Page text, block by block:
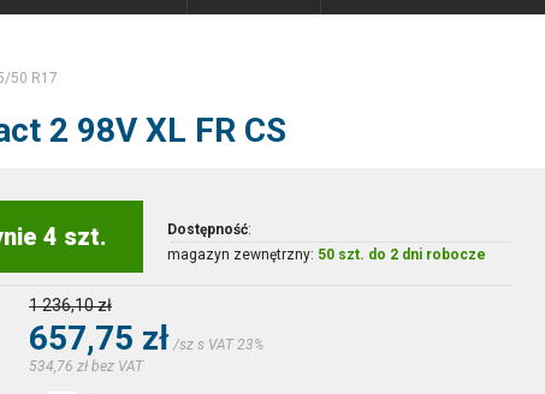
50 R17
2 98V XL FR CS
4 szt. Dostępność:
magazyn zewnętrzny: 50 szt. do 2 dni robocze
1 236,10 zł
657,75 zł /sz s VAT 23%
534,76 zł bez VAT